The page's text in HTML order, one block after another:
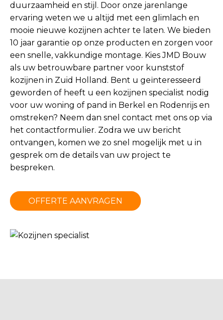
duurzaamheid en stijl. Door onze jarenlange
ervaring weten we u altijd met een glimlach en
mooie nieuwe kozijnen achter te laten. We bieden
10 jaar garantie op onze producten en zorgen voor
een snelle, vakkundige montage. Kies JMD Bouw
als uw betrouwbare partner voor kunststof
kozijnen in Zuid Holland. Bent u geïnteresseerd
geworden of heeft u een kozijnen specialist nodig
voor uw woning of pand in Berkel en Rodenrijs en
omstreken? Neem dan snel contact met ons op via
het contactformulier. Zodra we uw bericht
ontvangen, komen we zo snel mogelijk met u in
gesprek om de details van uw project te
bespreken.
OFFERTE AANVRAGEN